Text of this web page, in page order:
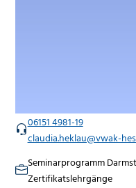
06151 4981-19
claudia.heklau@vwak-
Seminarprogramm
Zertifikatslehrgänge